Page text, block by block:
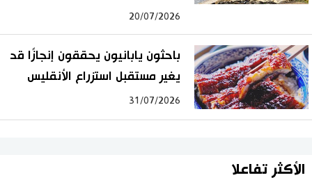
20/07/2026
باحثون يابانيون يحققون إنجازًا قد
يغير مستقبل استزراع الأنقليس
31/07/2026
الأكثر تفاعلا